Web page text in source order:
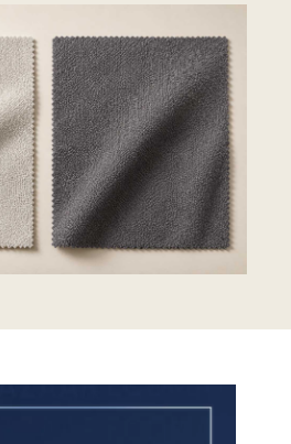
και από το
μεταφορών στην
εγκαταστάσεις μας
(σταθερή
Σε κάθε περίπτωση,
την ευθύνη για
φθορά προκληθεί
την μεταφορά
μεταφορών
μέσω Courier:Το
είναι10€για